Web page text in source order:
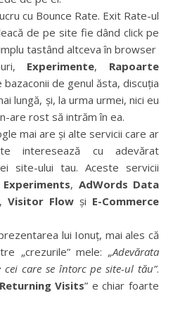
cu Bounce Rate. Exit Rate-ul
de pe site fie dând click pe
tastând altceva în browser
Experimente, Rapoarte
bazaconii de genul ăsta, discuția
lungă, și, la urma urmei, nici eu
are rost să intrăm în ea.
mai are și alte servicii care ar
interesează cu adevărat
site-ului tau. Aceste servicii
Experiments, AdWords Data
, Visitor Flow și E-Commerce
lui Ionuț, mai ales că
„crezurile” mele: „Adevărata
care se întorc pe site-ul tău”.
Visits” e chiar foarte